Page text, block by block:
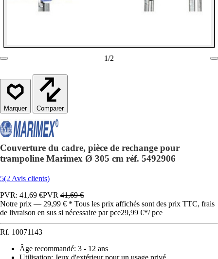
1/2
Comparer
Couverture du cadre, pièce de rechange pour
trampoline Marimex Ø 305 cm réf. 5492906
5(2 Avis clients)
PVR: 41,69 €PVR 41,69 €
Notre prix — 29,99 € * Tous les prix affichés sont des prix TTC, frais
de livraison en sus si nécessaire par pce29,99 €*/ pce
Rf. 10071143
Âge recommandé: 3 - 12 ans
Utilisation: Jeux d'extérieur pour un usage privé